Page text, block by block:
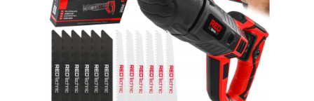
Autodoplňky
Vánoce